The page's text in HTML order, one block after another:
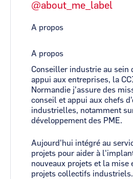
@about_me_label
A propos
A propos
Conseiller industrie au sein
appui aux entreprises, la
Normandie j'assure des
conseil et appui aux chefs
industrielles, notamment
développement des PME.
Aujourd'hui intégré au
projets pour aider à
nouveaux projets et la mise
projets collectifs industriels.